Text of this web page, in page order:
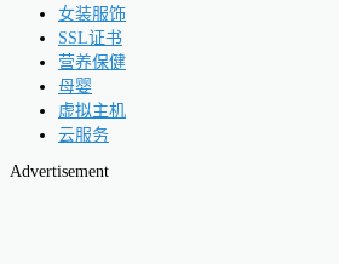
女装服饰
SSL证书
营养保健
母婴
虚拟主机
云服务
Advertisement